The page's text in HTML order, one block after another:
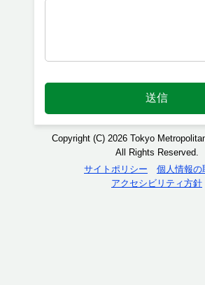
送信
Copyright (C) 2026 Tokyo
All Rights Reserved.
サイトポリシー
個人情報の
アクセシビリティ方針